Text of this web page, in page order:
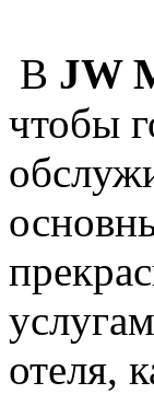
В JW
чтобы
отеля,